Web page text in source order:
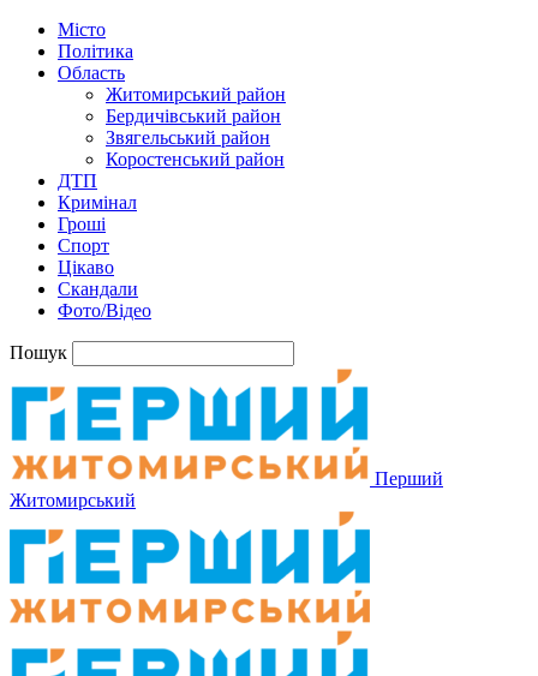
Місто
Політика
Область
Житомирський район
Бердичівський район
Звягельський район
Коростенський район
ДТП
Кримінал
Гроші
Спорт
Цікаво
Скандали
Фото/Відео
Пошук
Перший
Житомирський